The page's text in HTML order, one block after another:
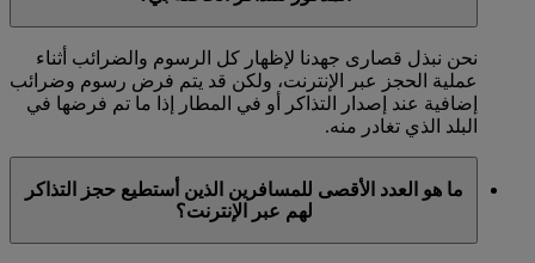
نحن نبذل قصارى جهدنا لإظهار كل الرسوم والضرائب أثناء
عملية الحجز عبر الإنترنت، ولكن قد يتم فرض رسوم وضرائب
إضافية عند إصدار التذاكر أو في المطار إذا ما تم فرضها في
البلد الذي تغادر منه.
ما هو العدد الأقصى للمسافرين الذين أستطيع حجز التذاكر
لهم عبر الإنترنت؟